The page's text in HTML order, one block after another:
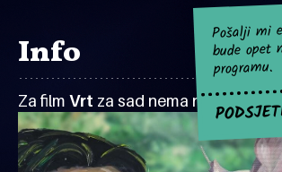
Info
Za film Vrt za sad nema najavljenih
Pošalji mi
bude opet
programu.